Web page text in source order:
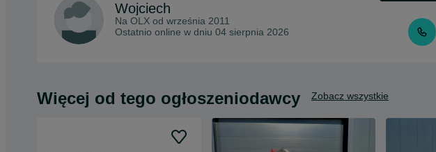
Wojciech
Na OLX od września 2011
Ostatnio online w dniu 04 sierpnia 2026
Więcej od tego ogłoszeniodawcy Zobacz wszystkie